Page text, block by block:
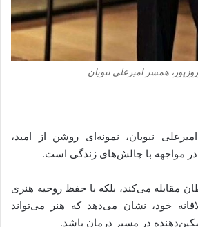
همسر امیرعلی نبویان
نبویان، نمونه‌ای روشن از امید،
مواجهه با چالش‌های زندگی است.
مقابله می‌کند، بلکه با حفظ روحیه هنری
خود، نشان می‌دهد که هنر می‌تواند
در مسیر درمان باشد.